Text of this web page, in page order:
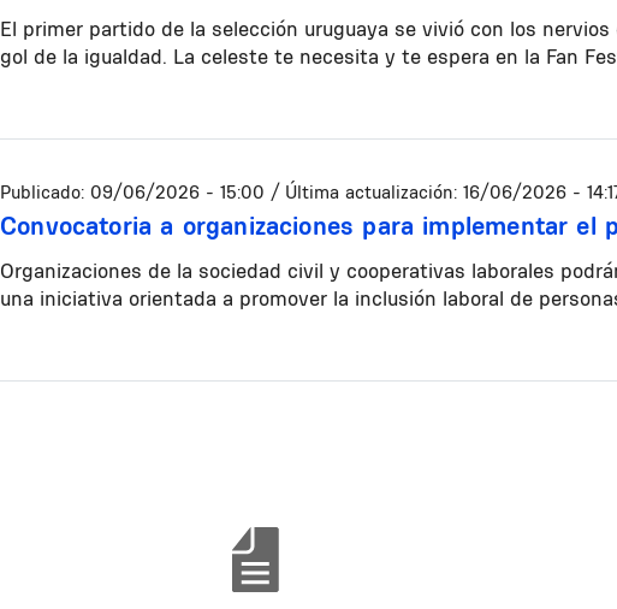
El primer partido de la selección uruguaya se vivió con los
gol de la igualdad. La celeste te necesita y te espera en la Fan
Publicado: 09/06/2026 - 15:00 / Última actualización: 16/06/2026 -
Convocatoria a organizaciones para implementar el
Organizaciones de la sociedad civil y cooperativas laborales
una iniciativa orientada a promover la inclusión laboral de